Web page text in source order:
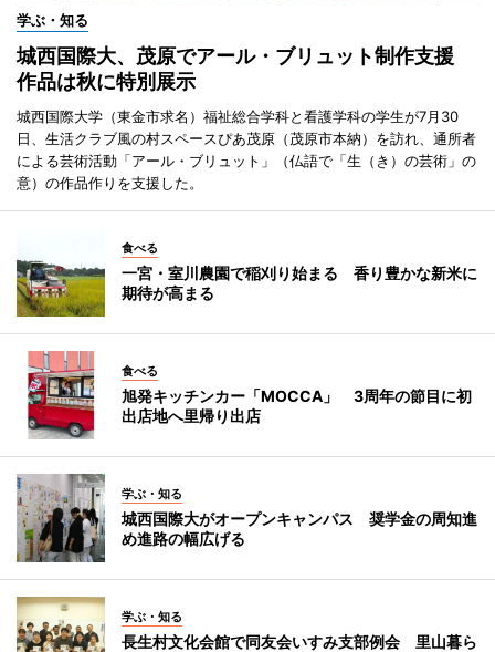
学ぶ・知る
城西国際大、茂原でアール・ブリュット制作支援
作品は秋に特別展示
城西国際大学（東金市求名）福祉総合学科と看護学科の学生が7月30
日、生活クラブ風の村スペースぴあ茂原（茂原市本納）を訪れ、通所者
による芸術活動「アール・ブリュット」（仏語で「生（き）の芸術」の
意）の作品作りを支援した。
食べる
一宮・室川農園で稲刈り始まる 香り豊かな新米に
期待が高まる
食べる
旭発キッチンカー「MOCCA」 3周年の節目に初
出店地へ里帰り出店
学ぶ・知る
城西国際大がオープンキャンパス 奨学金の周知進
め進路の幅広げる
学ぶ・知る
長生村文化会館で同友会いすみ支部例会 里山暮ら